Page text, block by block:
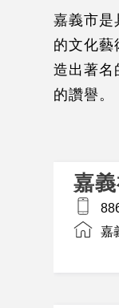
嘉義市是
的文化藝
造出著名
的讚譽。
嘉
嘉